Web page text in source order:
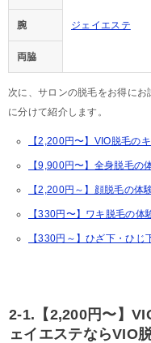
ジェイエステ
腕
両脇
次に、サロンの脱毛をお得に
に分けて紹介します。
【2,200円〜】VIO脱毛の
【9,900円〜】全身脱毛の
【2,200円～】顔脱毛の体
【330円〜】ワキ脱毛の体
【330円～】ひざ下・ひじ
2-1.【2,200円〜】
ェイエステならVIO